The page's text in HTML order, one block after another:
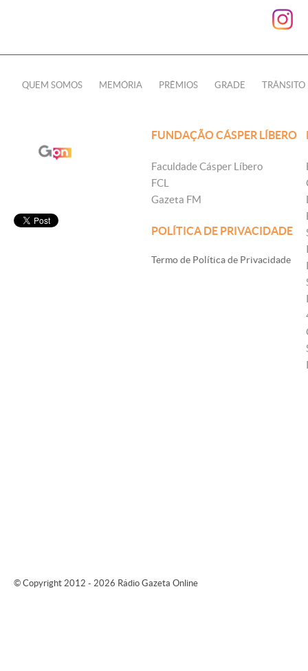
QUEM SOMOS MEMÓRIA PRÊMIOS GRADE TRÂNSITO
FUNDAÇÃO CÁSPER LÍBERO
Faculdade Cásper Líbero
FCL
Gazeta FM
POLÍTICA DE PRIVACIDADE
Termo de Política de Privacidade
© Copyright 2012 - 2026 Rádio Gazeta Online